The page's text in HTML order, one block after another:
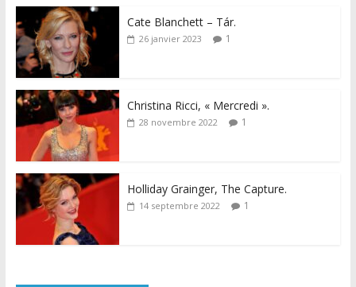
Cate Blanchett – Tár.
26 janvier 2023 1
Christina Ricci, « Mercredi ».
28 novembre 2022 1
Holliday Grainger, The Capture.
14 septembre 2022 1